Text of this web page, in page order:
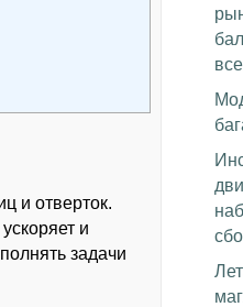
и отверток.
и
задачи